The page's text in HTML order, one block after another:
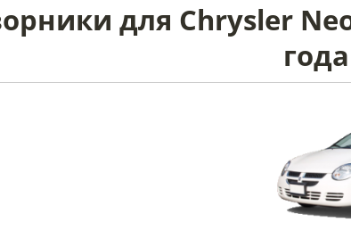
для Chrysler